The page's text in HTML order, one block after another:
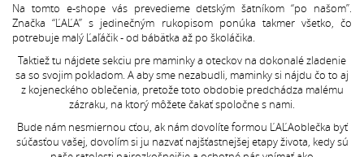
Na tomto e-shope vás prevedieme detským šatníkom “po našom”.
Značka “ĽAĽA” s jedinečným rukopisom ponúka takmer všetko, čo
potrebuje malý Ľaľáčik - od bábätka až po školáčika.
Taktiež tu nájdete sekciu pre maminky a oteckov na dokonalé zladenie
sa so svojim pokladom. A aby sme nezabudli, maminky si nájdu čo to aj
z kojeneckého oblečenia, pretože toto obdobie predchádza malému
zázraku, na ktorý môžete čakať spoločne s nami.
Bude nám nesmiernou cťou, ak nám dovolíte formou ĽAĽAoblečka byť
súčasťou vašej, dovolím si ju nazvať najšťastnejšej etapy života, kedy sú